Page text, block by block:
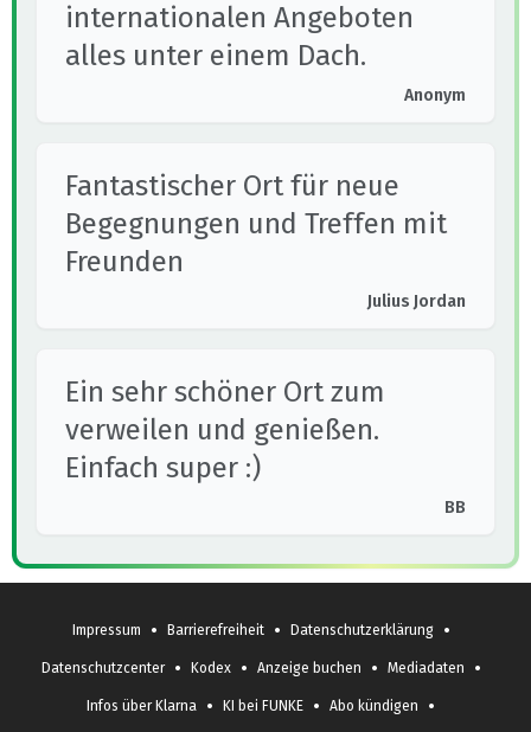
internationalen Angeboten
alles unter einem Dach.
Anonym
Fantastischer Ort für neue
Begegnungen und Treffen mit
Freunden
Julius Jordan
Ein sehr schöner Ort zum
verweilen und genießen.
Einfach super :)
BB
Impressum • Barrierefreiheit • Datenschutzerklärung •
Datenschutzcenter • Kodex • Anzeige buchen • Mediadaten •
Infos über Klarna • KI bei FUNKE • Abo kündigen •